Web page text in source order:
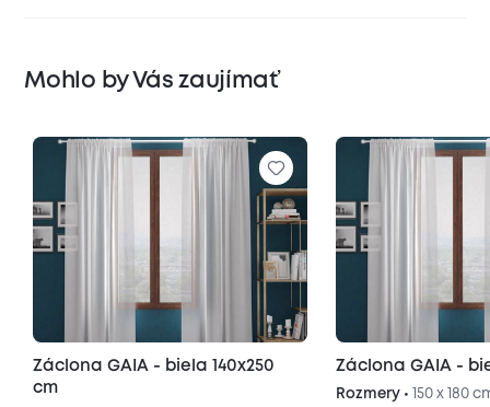
Mohlo by Vás zaujímať
Záclona GAIA - biela 140x250
cm
Záclona GAIA -
Rozmery • 150 x 180